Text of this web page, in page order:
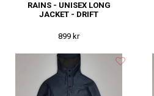
RAINS - UNISEX LONG
JACKET - DRIFT
899 kr